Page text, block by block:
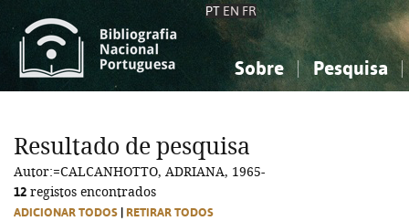
PT EN FR
Sobre Pesquisa
Ciências sociais...
Ciências sociais...
Resultado de pesquisa
Autor:=CALCANHOTTO, ADRIANA, 1965-
12 registos encontrados
ADICIONAR TODOS RETIRAR TODOS